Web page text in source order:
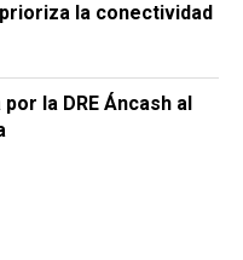
la conectividad
la DRE Áncash al